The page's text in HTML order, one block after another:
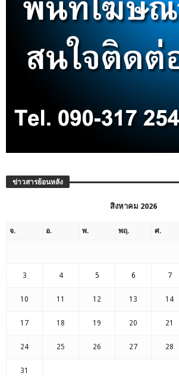
ข่าวสารย้อนหลัง
สิงหาคม 2026
จ. อ. พ. พฤ. ศ.
3 4 5 6 7
10 11 12 13 14
17 18 19 20 21
24 25 26 27 28
31